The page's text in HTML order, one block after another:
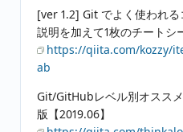
[ver 1.2] Git でよく使われ
説明を加えて1枚のチートシ
https://qiita.com/kozzy/
ab
Git/GitHubレベル別オスス
版【2019.06】